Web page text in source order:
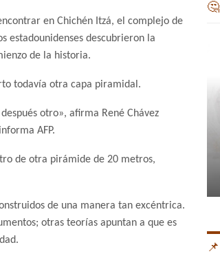
en Chichén Itzá, el complejo de
estadounidenses descubrieron la
de la historia.
todavía otra capa piramidal.
otro», afirma René Chávez
AFP.
de otra pirámide de 20 metros,
de una manera tan excéntrica.
otras teorías apuntan a que es